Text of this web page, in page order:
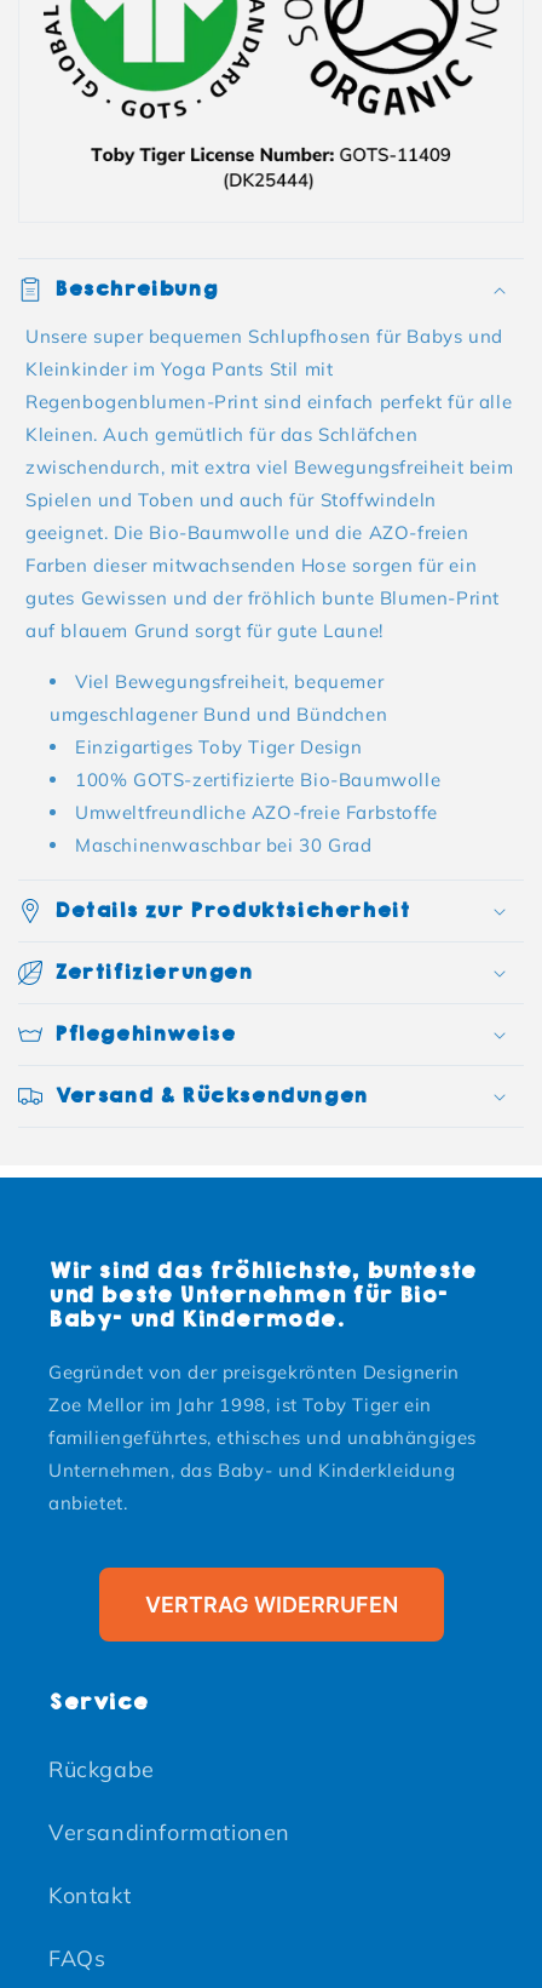
Beschreibung
Unsere super bequemen Schlupfhosen für Babys und
Kleinkinder im Yoga Pants Stil mit
Regenbogenblumen-Print sind einfach perfekt für alle
Kleinen. Auch gemütlich für das Schläfchen
zwischendurch, mit extra viel Bewegungsfreiheit beim
Spielen und Toben und auch für Stoffwindeln
geeignet. Die Bio-Baumwolle und die AZO-freien
Farben dieser mitwachsenden Hose sorgen für ein
gutes Gewissen und der fröhlich bunte Blumen-Print
auf blauem Grund sorgt für gute Laune!
Viel Bewegungsfreiheit, bequemer
umgeschlagener Bund und Bündchen
Einzigartiges Toby Tiger Design
100% GOTS-zertifizierte Bio-Baumwolle
Umweltfreundliche AZO-freie Farbstoffe
Maschinenwaschbar bei 30 Grad
Details zur Produktsicherheit
Zertifizierungen
Pflegehinweise
Versand & Rücksendungen
Wir sind das fröhlichste, bunteste
und beste Unternehmen für Bio-
Baby- und Kindermode.
Gegründet von der preisgekrönten Designerin
Zoe Mellor im Jahr 1998, ist Toby Tiger ein
familiengeführtes, ethisches und unabhängiges
Unternehmen, das Baby- und Kinderkleidung
anbietet.
VERTRAG WIDERRUFEN
Service
Rückgabe
Versandinformationen
Kontakt
FAQs